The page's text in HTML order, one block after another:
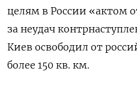
целям в России «актом
за неудач
Киев освободил от
более 150 кв. км.